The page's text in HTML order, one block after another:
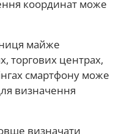
координат може
майже
торгових центрах,
смартфону може
визначення
визначати